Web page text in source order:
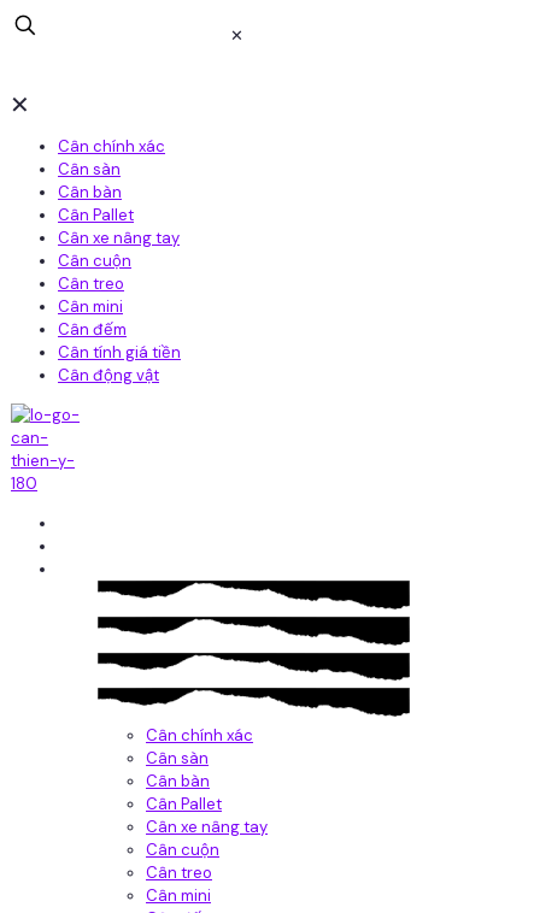
✕
✕
Cân chính xác
Cân sàn
Cân bàn
Cân Pallet
Cân xe nâng tay
Cân cuộn
Cân treo
Cân mini
Cân đếm
Cân tính giá tiền
Cân động vật
Cân chính xác
Cân sàn
Cân bàn
Cân Pallet
Cân xe nâng tay
Cân cuộn
Cân treo
Cân mini